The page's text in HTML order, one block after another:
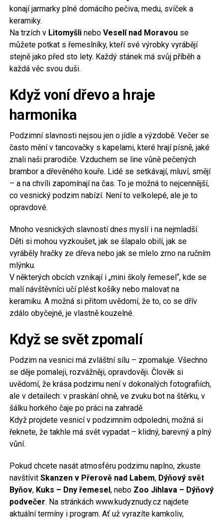
konají jarmarky plné domácího pečiva, medu, svíček a
keramiky.
Na trzích v Litomyšlinebo Veselí nad Moravouse
můžete potkat s řemeslníky, kteří své výrobky vyrábějí
stejně jako před sto lety. Každý stánek má svůj příběh a
každá věc svou duši.
Když voní dřevo a hraje
harmonika
Podzimní slavnosti nejsou jen o jídle a výzdobě. Večer se
často mění v tancovačky s kapelami, které hrají písně, jaké
znali naši prarodiče. Vzduchem se line vůně pečených
brambor a dřevěného kouře. Lidé se setkávají, mluví, smějí
– a na chvíli zapomínají na čas. To je možná to nejcennější,
co vesnický podzim nabízí. Není to velkolepé, ale je to
opravdové.
Mnoho vesnických slavností dnes myslí i na nejmladší.
Děti si mohou vyzkoušet, jak se šlapalo obilí, jak se
vyráběly hračky ze dřeva nebo jak se mlelo zrno na ručním
mlýnku.
V některých obcích vznikají i „mini školy řemesel“, kde se
malí návštěvníci učí plést košíky nebo malovat na
keramiku. A možná si přitom uvědomí, že to, co se dřív
zdálo obyčejné, je vlastně kouzelné.
Když se svět zpomalí
Podzim na vesnici má zvláštní sílu – zpomaluje. Všechno
se děje pomaleji, rozvážněji, opravdověji. Člověk si
uvědomí, že krása podzimu není v dokonalých fotografiích,
ale v detailech: v praskání ohně, ve zvuku bot na štěrku, v
šálku horkého čaje po práci na zahradě.
Když projdete vesnicí v podzimním odpoledni, možná si
řeknete, že takhle má svět vypadat – klidný, barevný a plný
vůní.
Pokud chcete nasát atmosféru podzimu naplno, zkuste
navštívit Skanzen v Přerově nad Labem, Dýňový svět
Byňov, Kuks – Dny řemesel, nebo Zoo Jihlava – Dýňový
podvečer. Na stránkách www.kudyznudy.cz najdete
aktuální termíny i program. Ať už vyrazíte kamkoliv,